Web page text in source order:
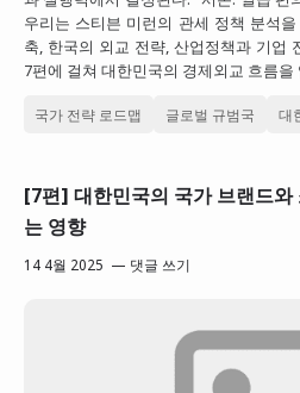
우리는 스티븐 미런의 관세 정책 분석
축, 한국의 외교 전략, 산업정책과 기업
7편에 걸쳐 대한민국의 경제외교 흐름
국가 전략 로드맵 글로벌 규범국 대
[7편] 대한민국의 국가 브랜드와
는 영향
14 4월 2025 댓글 쓰기